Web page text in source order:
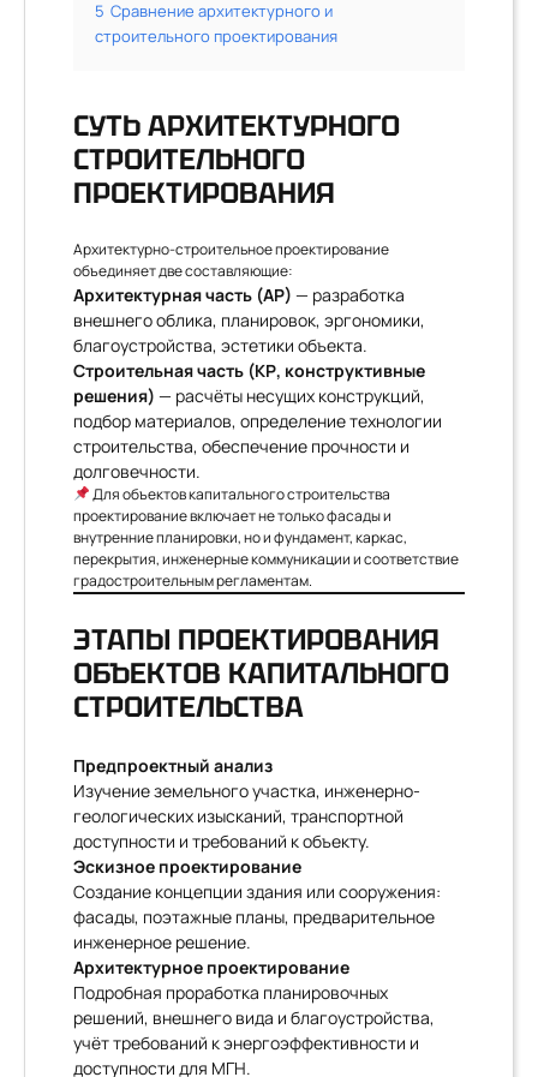
5 Сравнение архитектурного и
строительного проектирования
СУТЬ АРХИТЕКТУРНОГО
СТРОИТЕЛЬНОГО
ПРОЕКТИРОВАНИЯ
Архитектурно-строительное проектирование
объединяет две составляющие:
Архитектурная часть (АР) — разработка
внешнего облика, планировок, эргономики,
благоустройства, эстетики объекта.
Строительная часть (КР, конструктивные
решения) — расчёты несущих конструкций,
подбор материалов, определение технологии
строительства, обеспечение прочности и
долговечности.
Для объектов капитального строительства
проектирование включает не только фасады и
внутренние планировки, но и фундамент, каркас,
перекрытия, инженерные коммуникации и соответствие
градостроительным регламентам.
ЭТАПЫ ПРОЕКТИРОВАНИЯ
ОБЪЕКТОВ КАПИТАЛЬНОГО
СТРОИТЕЛЬСТВА
Предпроектный анализ
Изучение земельного участка, инженерно-
геологических изысканий, транспортной
доступности и требований к объекту.
Эскизное проектирование
Создание концепции здания или сооружения:
фасады, поэтажные планы, предварительное
инженерное решение.
Архитектурное проектирование
Подробная проработка планировочных
решений, внешнего вида и благоустройства,
учёт требований к энергоэффективности и
доступности для МГН.